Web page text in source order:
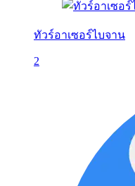
ทัวร์อาเซอร์ไบจาน
2